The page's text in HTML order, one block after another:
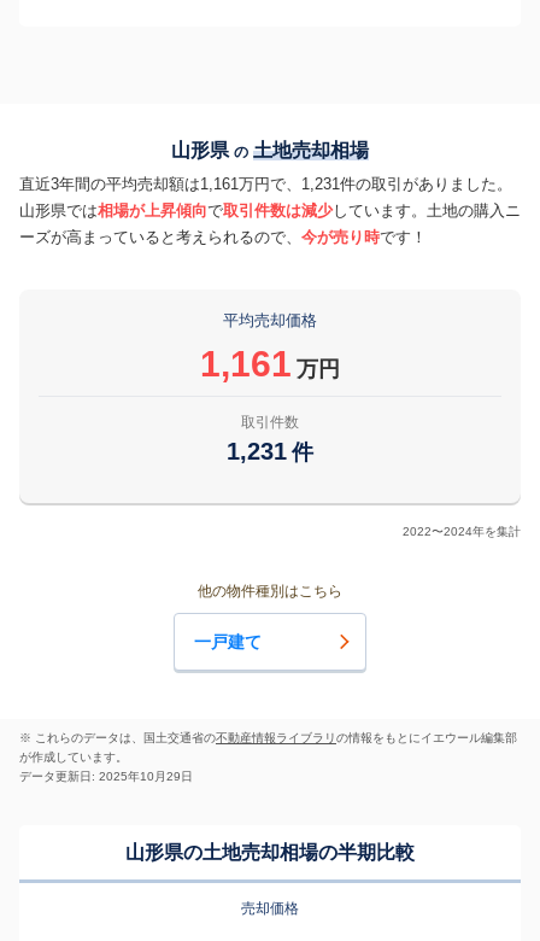
山形県 の 土地売却相場
直近3年間の平均売却額は1,161万円で、1,231件の取引がありました。
山形県では相場が上昇傾向で取引件数は減少しています。土地の購入ニ
ーズが高まっていると考えられるので、 今が売り時です！
平均売却価格
1,161 万円
取引件数
1,231 件
2022〜2024年を集計
他の物件種別はこちら
一戸建て
※ これらのデータは、国土交通省の不動産情報ライブラリの情報をもとにイエウール編集部
が作成しています。
データ更新日: 2025年10月29日
山形県の土地売却相場の半期比較
売却価格